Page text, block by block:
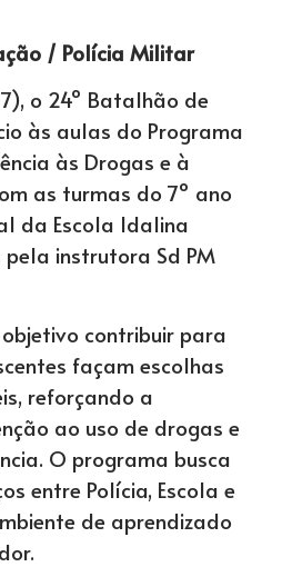
/ Polícia Militar
o 24º Batalhão de
às aulas do Programa
às Drogas e à
as turmas do 7º ano
da Escola Idalina
instrutora Sd PM
objetivo contribuir para
façam escolhas
reforçando a
ao uso de drogas e
O programa busca
entre Polícia, Escola e
de aprendizado